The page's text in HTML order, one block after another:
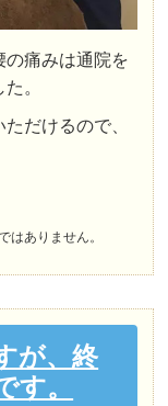
の痛みは通院を
。
だけるので、
はありません。
が、終
す。